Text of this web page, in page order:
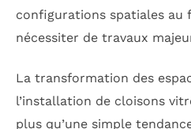
configurations spatiales au
nécessiter de travaux
La transformation des
l’installation de cloisons
plus qu’une simple